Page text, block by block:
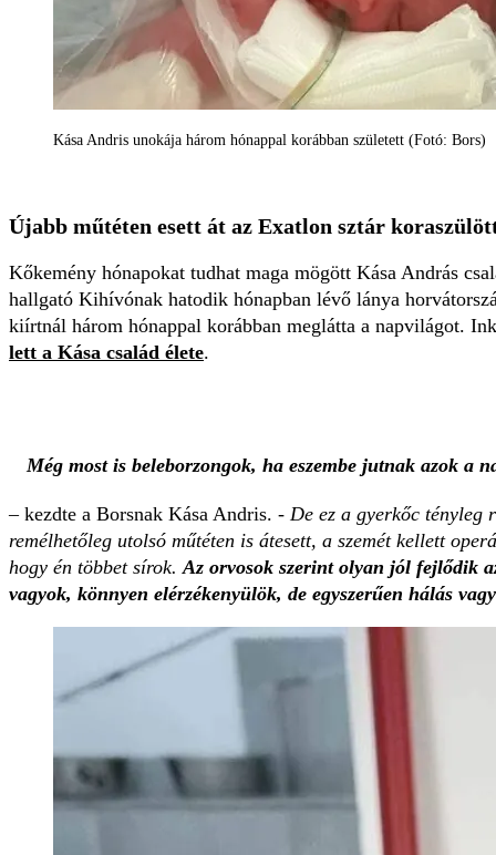
Kása Andris unokája három hónappal korábban született (Fotó: Bors)
Újabb műtéten esett át az Exatlon sztár
Kőkemény hónapokat tudhat maga mögött Kása András
hallgató Kihívónak hatodik hónapban lévő lánya
kiírtnál három hónappal korábban meglátta a napvilágot.
lett a Kása család élete.
Még most is beleborzongok, ha eszembe jutnak azok a
– kezdte a Borsnak Kása Andris. - De ez a gyerkőc tényleg
remélhetőleg utolsó műtéten is átesett, a szemét kellett
hogy én többet sírok. Az orvosok szerint olyan jól fejlődik
vagyok, könnyen elérzékenyülök, de egyszerűen hálás